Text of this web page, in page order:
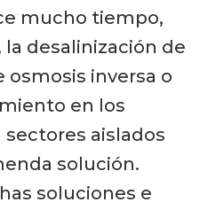
mucho tiempo,
desalinización de
osmosis inversa o
en los
aislados
solución.
soluciones e